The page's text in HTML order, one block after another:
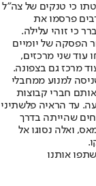
כי טנקים של צה"ל
פרסמו את
כי זוהי עלילה.
הפסקה של יומיים
עוד שני מרכזים,
מרכז גם בצפונה.
למנוע ממחבלי
חברי קבוצות
עד הראיה פלשתיני
שהייתה בדרך
ואלה נסוגו אל
אותנו